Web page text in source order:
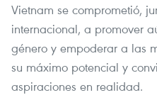
Vietnam se comprometió,
internacional, a promover
género y empoderar a las
su máximo potencial y
aspiraciones en realidad.